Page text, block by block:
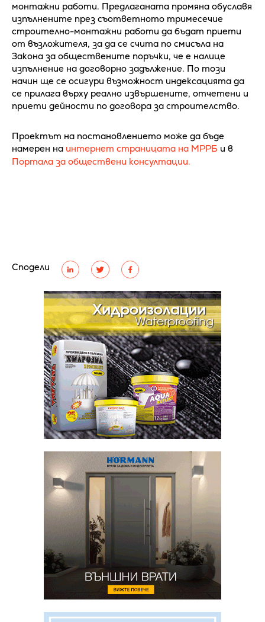
Сподели
монтажни работи. Предлаганата промяна обуславя
изпълнените през съответното тримесечие
строително-монтажни работи да бъдат приети
от възложителя, за да се счита по смисъла на
Закона за обществените поръчки, че е налице
изпълнение на договорно задължение. По този
начин ще се осигури възможност индексацията да
се прилага върху реално извършените, отчетени и
приети дейности по договора за строителство.
Проектът на постановлението може да бъде
намерен на интернет страницата на МРРБ и в
Портала за обществени консултации.